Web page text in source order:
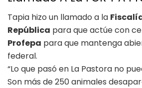
Tapia hizo un llamado a la
República para que actúe con
Profepa para que mantenga
federal.
“Lo que pasó en La Pastora no
Son más de 250 animales